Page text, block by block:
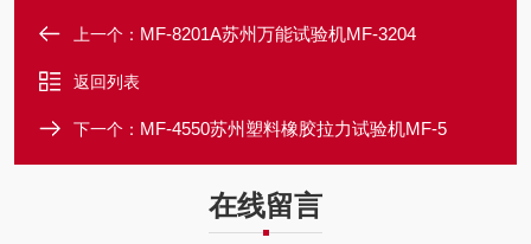
上一个： MF-8201A苏州万能试验机MF-3204
返回列表
下一个： MF-4550苏州塑料橡胶拉力试验机MF-5
在线留言